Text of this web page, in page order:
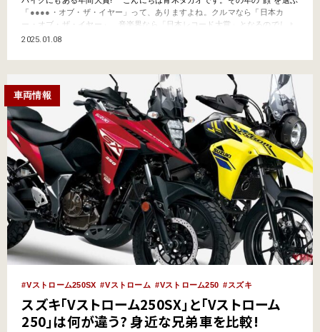
「●●●●・オブ・ザ・イヤー」って、ありますよね。クルマなら「日本カ
ー・オブ・ザ・イヤー」、音楽界なら「日本レコード大賞」となるのでしょ
うか。 2024年はパリ五輪もありましたし、スポーツ界だけでなく、さま
ると挙げられておりましたが、ボクが思うには、2…
2025.01.08
車両情報
Vストローム250SX Vストローム Vストローム250 スズキ
スズキ「Vストローム250SX」と「Vストローム
250」は何が違う? 身近な兄弟車を比較!